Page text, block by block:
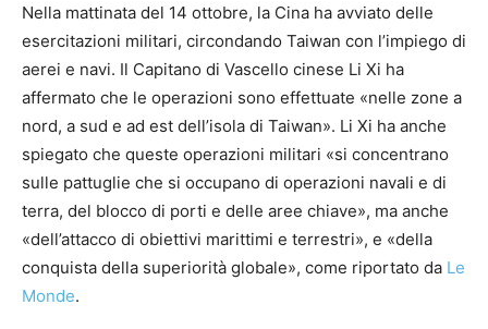
Nella mattinata del 14 ottobre, la Cina ha avviato delle
esercitazioni militari, circondando Taiwan con l’impiego di
aerei e navi. Il Capitano di Vascello cinese Li Xi ha
affermato che le operazioni sono effettuate «nelle zone a
nord, a sud e ad est dell’isola di Taiwan». Li Xi ha anche
spiegato che queste operazioni militari «si concentrano
sulle pattuglie che si occupano di operazioni navali e di
terra, del blocco di porti e delle aree chiave», ma anche
«dell’attacco di obiettivi marittimi e terrestri», e «della
conquista della superiorità globale», come riportato da Le
Monde.